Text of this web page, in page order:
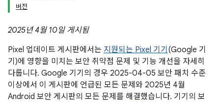
버전
2025년 4월 10일 게시됨
Pixel 업데이트 게시판에서는 지원되는 Pixel 기기 (Google 기
기)에 영향을 미치는 보안 취약점 문제 및 기능 개선을 자세히
다룹니다. Google 기기의 경우 2025-04-05 보안 패치 수준
이상에서 이 게시판에 언급된 모든 문제와 2025년 4월
Android 보안 게시판의 모든 문제를 해결했습니다. 기기의 보